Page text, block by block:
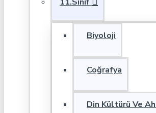
Biyoloji
Coğrafya
Din Kültürü Ve